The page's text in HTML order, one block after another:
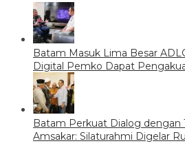
Batam Masuk Lima Besar
Digital Pemko Dapat
Batam Perkuat Dialog dengan
Amsakar: Silaturahmi Digelar